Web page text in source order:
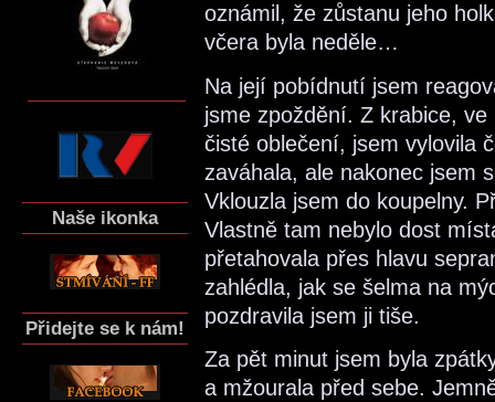
Naše ikonka
Přidejte se k nám!
oznámil, že zůstanu jeho
včera byla neděle…
Na její pobídnutí jsem
jsme zpoždění. Z krabice,
čisté oblečení, jsem vylovila
zaváhala, ale nakonec jsem
Vklouzla jsem do koupelny.
Vlastně tam nebylo dost
přetahovala přes hlavu
zahlédla, jak se šelma na
pozdravila jsem ji tiše.
Za pět minut jsem byla
a mžourala před sebe.